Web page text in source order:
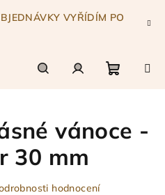
VYŘÍDÍM PO
košík
vánoce -
30 mm
hodnocení